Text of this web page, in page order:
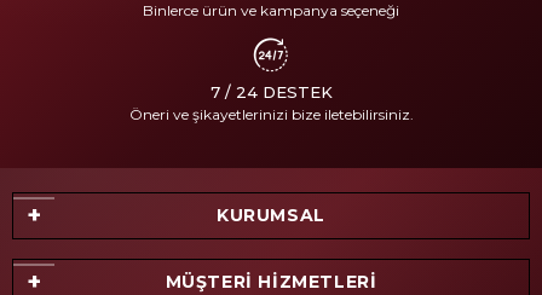
Binlerce ürün ve kampanya seçeneği
7 / 24 DESTEK
Öneri ve şikayetlerinizi bize iletebilirsiniz.
KURUMSAL
MÜŞTERİ HİZMETLERİ